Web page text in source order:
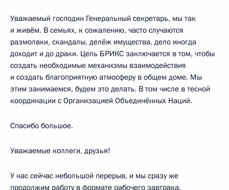
Уважаемый господин Генеральный секретарь, мы так
и живём. В семьях, к сожалению, часто случаются
размолвки, скандалы, делёж имущества, дело иногда
доходит и до драки. Цель БРИКС заключается в том, чтобы
создать необходимые механизмы взаимодействия
и создать благоприятную атмосферу в общем доме. Мы
этим занимаемся, будем это делать. В том числе в тесной
координации с Организацией Объединённых Наций.
Спасибо большое.
Уважаемые коллеги, друзья!
У нас сейчас небольшой перерыв, и мы сразу же
продолжим работу в формате рабочего завтрака.